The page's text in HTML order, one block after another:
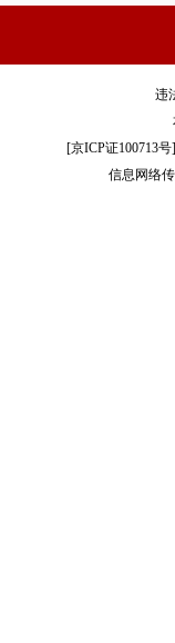
违
[京ICP证100713号]
信息网络